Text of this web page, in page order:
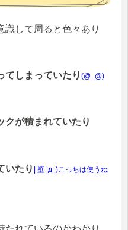
識して周ると色々あり
てしまっていたり (@_@)
クが積まれていたり
いたり | 壁 |д･)こっちは使うね